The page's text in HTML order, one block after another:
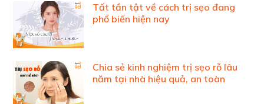
Tất tần tật về cách trị sẹo đang
phổ biến hiện nay
Chia sẻ kinh nghiệm trị sẹo rỗ lâu
năm tại nhà hiệu quả, an toàn